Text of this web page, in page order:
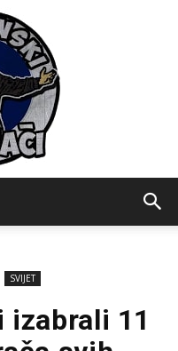
SVIJET
izabrali 11